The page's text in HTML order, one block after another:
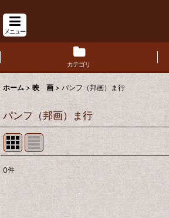
メニュー
カテゴリ
ホーム > 映 画 > パンフ（邦画）ま行
パンフ（邦画）ま行
表示数:
並び順:
0件